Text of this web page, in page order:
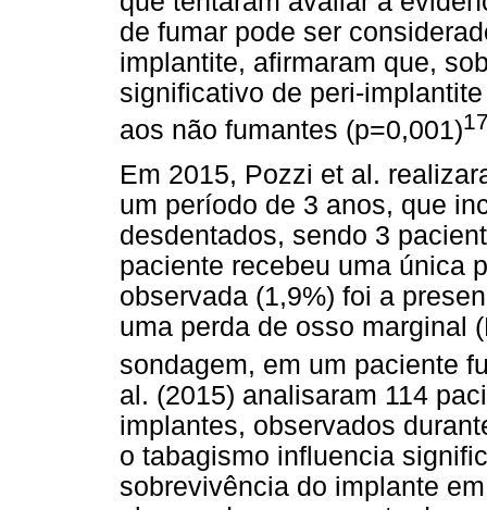
de fumar pode ser
implantite, afirmaram que,
significativo de peri-
aos não fumantes (p=0,001)
Em 2015, Pozzi et al.
um período de 3 anos, que
desdentados, sendo 3
paciente recebeu uma única
observada (1,9%) foi a
uma perda de osso marginal
sondagem, em um paciente
al. (2015) analisaram 114
implantes, observados
o tabagismo influencia
sobrevivência do implante